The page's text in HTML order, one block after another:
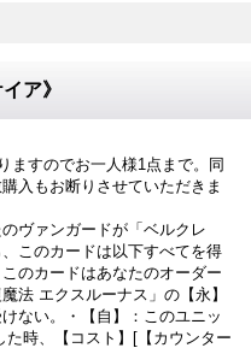
ア》
ますのでお一人様1点まで。同
入もお断りさせていただきま
のヴァンガードが「ベルクレ
このカードは以下すべてを得
のカードはあなたのオーダー
法 エクスルーナス」の【永】
ない。・【自】：このユニッ
た時、【コスト】[【カウンター